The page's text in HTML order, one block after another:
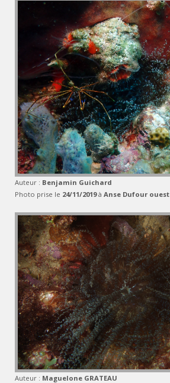
Auteur : Benjamin Guichard
Photo prise le 24/11/2019à Anse Dufour ouest
Auteur : Maguelone GRATEAU